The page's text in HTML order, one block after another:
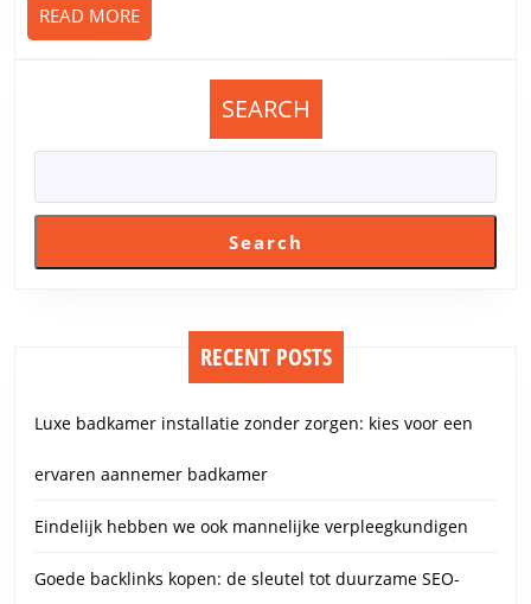
READ MOREREAD
MORE
SEARCH
Search
RECENT POSTS
Luxe badkamer installatie zonder zorgen: kies voor een
ervaren aannemer badkamer
Eindelijk hebben we ook mannelijke verpleegkundigen
Goede backlinks kopen: de sleutel tot duurzame SEO-